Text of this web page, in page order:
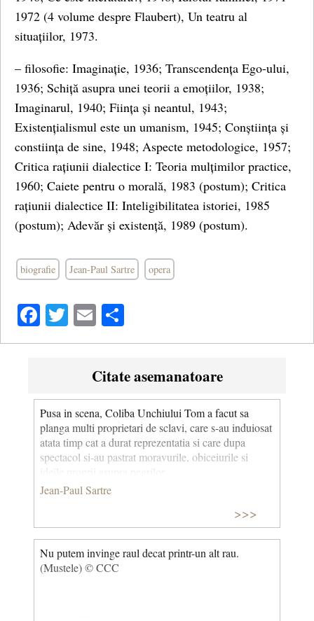
1972 (4 volume despre Flaubert), Un teatru al
situațiilor, 1973.
– filosofie: Imaginație, 1936; Transcendența Ego-ului,
1936; Schiță asupra unei teorii a emoțiilor, 1938;
Imaginarul, 1940; Ființa și neantul, 1943;
Existențialismul este un umanism, 1945; Conștiința și
constiința de sine, 1948; Aspecte metodologice, 1957;
Critica rațiunii dialectice I: Teoria mulțimilor practice,
1960; Caiete pentru o morală, 1983 (postum); Critica
rațiunii dialectice II: Inteligibilitatea istoriei, 1985
(postum); Adevăr și existență, 1989 (postum).
biografie Jean-Paul Sartre opera
Facebook
Twitter
Email
Citate asemanatoare
Pusa in scena, Coliba Unchiului Tom a facut sa
planga multi proprietari de sclavi, care s-au induiosat
atata timp cat a durat reprezentatia si care dupa
spectacol si-au pastrat moravurile, obiceiurile si
Jean-Paul Sartre
>>>
Nu putem invinge raul decat printr-un alt rau.
(Mustele) © CCC